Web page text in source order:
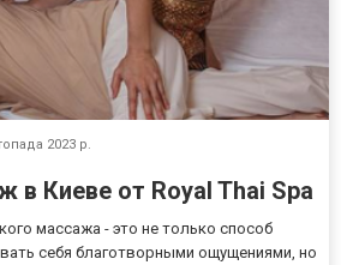
2023 р.
в Киеве от Royal Thai Spa
массажа - это не только способ
себя благотворными ощущениями, но